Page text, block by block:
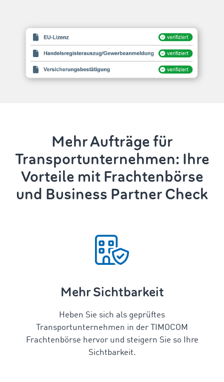
Mehr Aufträge für
Transportunternehmen: Ihre
Vorteile mit Frachtenbörse
und Business Partner Check
Mehr Sichtbarkeit
Heben Sie sich als geprüftes
Transportunternehmen in der TIMOCOM
Frachtenbörse hervor und steigern Sie so Ihre
Sichtbarkeit.